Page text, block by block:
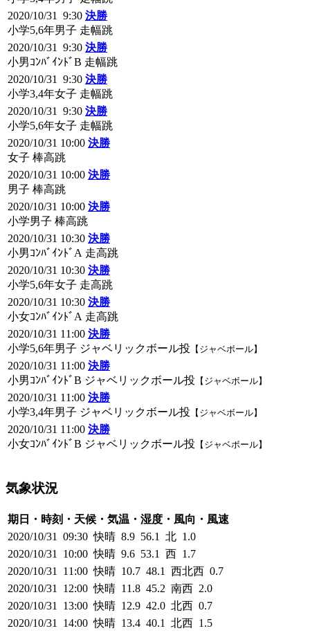
2020/10/31 9:30 決勝
小学5,6年男子 走幅跳
2020/10/31 9:30 決勝
小男ｺﾝﾊﾞｲﾝﾄﾞB 走幅跳
2020/10/31 9:30 決勝
小学3,4年女子 走幅跳
2020/10/31 9:30 決勝
小学5,6年女子 走幅跳
2020/10/31 10:00 決勝
女子 棒高跳
2020/10/31 10:00 決勝
男子 棒高跳
2020/10/31 10:00 決勝
小学男子 棒高跳
2020/10/31 10:30 決勝
小男ｺﾝﾊﾞｲﾝﾄﾞA 走高跳
2020/10/31 10:30 決勝
小学5,6年女子 走高跳
2020/10/31 10:30 決勝
小女ｺﾝﾊﾞｲﾝﾄﾞA 走高跳
2020/10/31 11:00 決勝
小学5,6年男子 ジャベリックボール投 【ジャベボール】
2020/10/31 11:00 決勝
小男ｺﾝﾊﾞｲﾝﾄﾞB ジャベリックボール投 【ジャベボール】
2020/10/31 11:00 決勝
小学3,4年男子 ジャベリックボール投 【ジャベボール】
2020/10/31 11:00 決勝
小女ｺﾝﾊﾞｲﾝﾄﾞB ジャベリックボール投 【ジャベボール】
気象状況
期日・時刻・天候・気温・湿度・風向・風速
2020/10/31 09:30 快晴 8.9 56.1 北 1.0
2020/10/31 10:00 快晴 9.6 53.1 西 1.7
2020/10/31 11:00 快晴 10.7 48.1 西北西 0.7
2020/10/31 12:00 快晴 11.8 45.2 南西 2.0
2020/10/31 13:00 快晴 12.9 42.0 北西 0.7
2020/10/31 14:00 快晴 13.4 40.1 北西 1.5